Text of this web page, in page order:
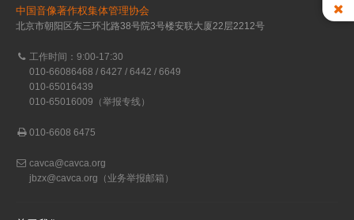
中国音像著作权集体管理协会
北京市朝阳区东三环北路38号院3号楼安联大厦22层2212号
工作时间：9:00-17:30
010-66086468 / 6427 / 6442 / 6649
010-65016439
010-65016009（举报专线）
010-6608 6475
cavca@cavca.org
jbzx@cavca.org （业务举报邮箱）